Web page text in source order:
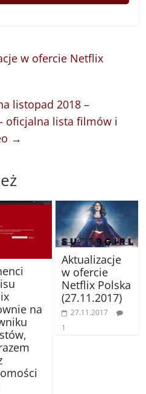
w ofercie Netflix
listopad 2018 –
oficjalna lista filmów i
→
na
Aktualizacje
w ofercie
Netflix Polska
(27.11.2017)
27.11.2017
1